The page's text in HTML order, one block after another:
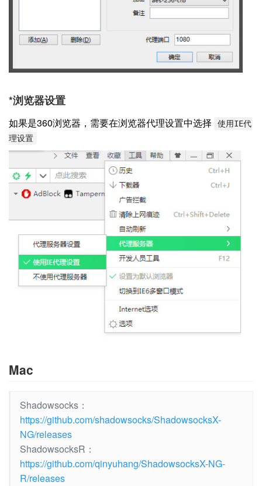
*浏览器设置
如果是360浏览器，需要在浏览器代理设置中选择
使用IE代
理设置
Mac
Shadowsocks：
https://github.com/shadowsocks/ShadowsocksX-
NG/releases
ShadowsocksR：
https://github.com/qinyuhang/ShadowsocksX-NG-
R/releases